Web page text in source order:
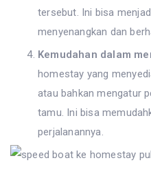
tersebut. Ini bisa
menyenangkan dan
Kemudahan dalam
homestay yang
atau bahkan mengatur
tamu. Ini bisa
perjalanannya.